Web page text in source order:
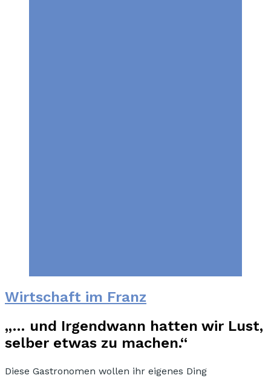
Wirtschaft im Franz
„… und Irgendwann hatten wir Lust,
selber etwas zu machen.“
Diese Gastronomen wollen ihr eigenes Ding